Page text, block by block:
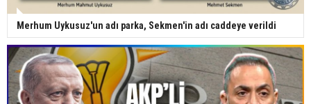
Merhum Uykusuz'un adı parka, Sekmen'in adı caddeye verildi